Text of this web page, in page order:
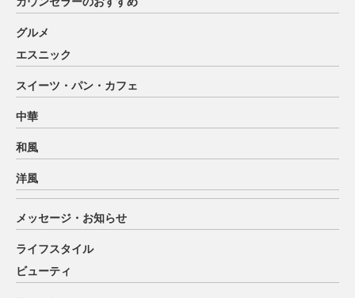
グルメ
エスニック
スイーツ・パン・カフェ
中華
和風
洋風
メッセージ・お知らせ
ライフスタイル
ビューティ